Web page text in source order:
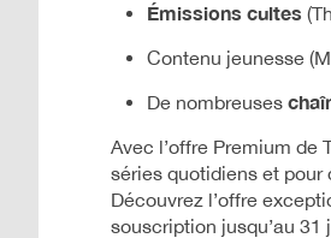
Émissions cultes
Contenu jeunesse
De nombreuses
Avec l’offre Premium de
séries quotidiens et
Découvrez l’offre
souscription jusqu’au 31